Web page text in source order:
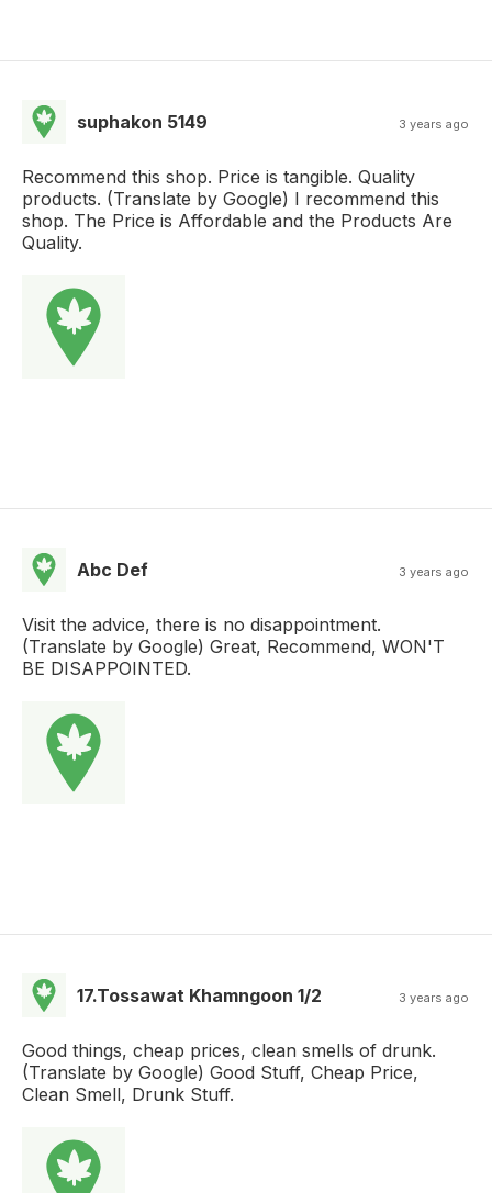
suphakon 5149 3 years ago
Recommend this shop. Price is tangible. Quality
products. (Translate by Google) I recommend this
shop. The Price is Affordable and the Products Are
Quality.
Abc Def 3 years ago
Visit the advice, there is no disappointment.
(Translate by Google) Great, Recommend, WON'T
BE DISAPPOINTED.
17.Tossawat Khamngoon 1/2 3 years ago
Good things, cheap prices, clean smells of drunk.
(Translate by Google) Good Stuff, Cheap Price,
Clean Smell, Drunk Stuff.